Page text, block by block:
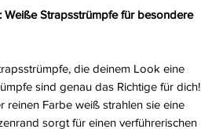
Strapsstrümpfe für besondere
die deinem Look eine
sind genau das Richtige für dich!
reinen Farbe weiß strahlen sie eine
sorgt für einen verführerischen